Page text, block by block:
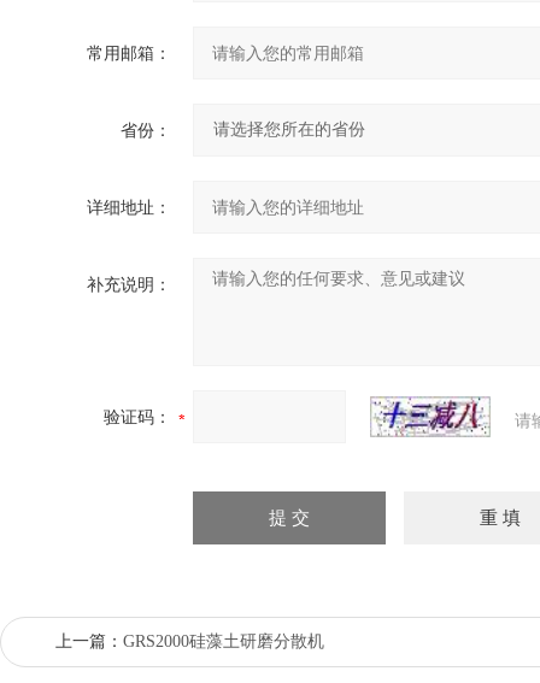
常用邮箱：
省份：
详细地址：
补充说明：
验证码： 请
上一篇： GRS2000硅藻土研磨分散机